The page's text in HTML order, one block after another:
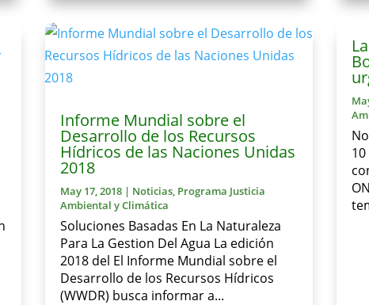
Informe Mundial sobre el
Desarrollo de los Recursos
Hídricos de las Naciones Unidas
2018
May 17, 2018| Noticias, Programa Justicia
Ambiental y Climática
Soluciones Basadas En La Naturaleza
Para La Gestion Del Agua La edición
2018 del El Informe Mundial sobre el
Desarrollo de los Recursos Hídricos
(WWDR) busca informar a...